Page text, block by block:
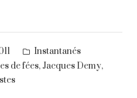
Posted
in
Instantanés
de fées, Jacques Demy,